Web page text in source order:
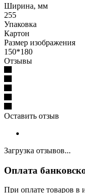
Ширина, мм
255
Упаковка
Картон
Размер изображения
150*180
Отзывы
Оставить отзыв
Загрузка отзывов...
Оплата
При оплате товаров в